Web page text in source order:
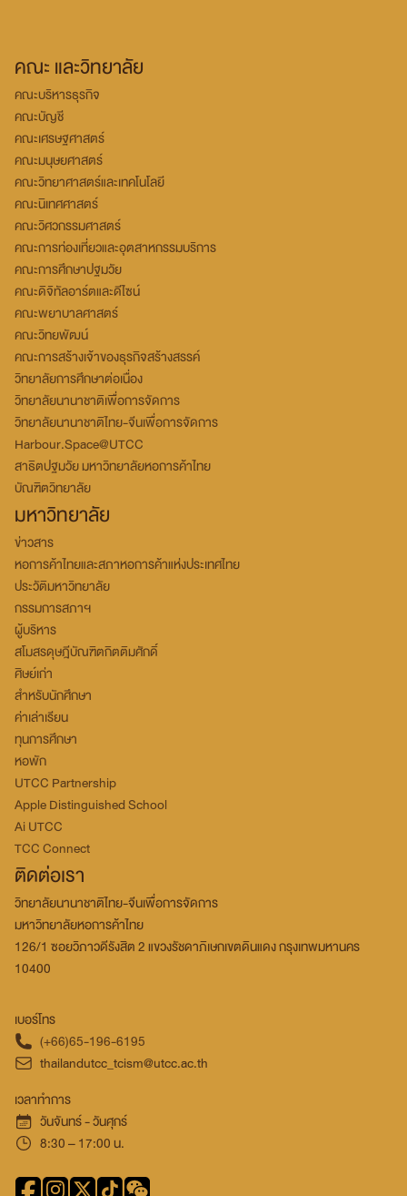
คณะ และวิทยาลัย
คณะบริหารธุรกิจ
คณะบัญชี
คณะเศรษฐศาสตร์
คณะมนุษยศาสตร์
คณะวิทยาศาสตร์และเทคโนโลยี
คณะนิเทศศาสตร์
คณะวิศวกรรมศาสตร์
คณะการท่องเที่ยวและอุตสาหกรรมบริการ
คณะการศึกษาปฐมวัย
คณะดิจิทัลอาร์ตและดีไซน์
คณะพยาบาลศาสตร์
คณะวิทยพัฒน์
คณะการสร้างเจ้าของธุรกิจสร้างสรรค์
วิทยาลัยการศึกษาต่อเนื่อง
วิทยาลัยนานาชาติเพื่อการจัดการ
วิทยาลัยนานาชาติไทย-จีนเพื่อการจัดการ
Harbour.Space@UTCC
สาธิตปฐมวัย มหาวิทยาลัยหอการค้าไทย
บัณฑิตวิทยาลัย
มหาวิทยาลัย
ข่าวสาร
หอการค้าไทยและสภาหอการค้าแห่งประเทศไทย
ประวัติมหาวิทยาลัย
กรรมการสภาฯ
ผู้บริหาร
สโมสรดุษฎีบัณฑิตกิตติมศักดิ์
ศิษย์เก่า
สำหรับนักศึกษา
ค่าเล่าเรียน
ทุนการศึกษา
หอพัก
UTCC Partnership
Apple Distinguished School
Ai UTCC
TCC Connect
ติดต่อเรา
วิทยาลัยนานาชาติไทย-จีนเพื่อการจัดการ
มหาวิทยาลัยหอการค้าไทย
126/1 ซอยวิภาวดีรังสิต 2 แขวงรัชดาภิเษกเขตดินแดง กรุงเทพมหานคร
10400
เบอร์โทร
(+66)65-196-6195
thailandutcc_tcism@utcc.ac.th
เวลาทำการ
วันจันทร์ - วันศุกร์
8:30 – 17:00 น.